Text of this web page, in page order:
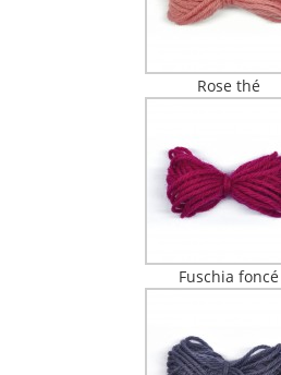
Rose thé
Fuschia foncé